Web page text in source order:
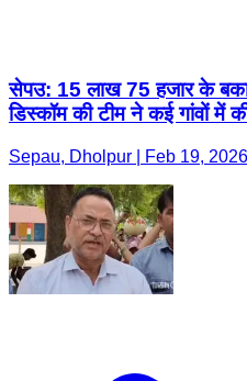
सेपउ: 15 लाख 75 हजार के
डिस्कॉम की टीम ने कई गांवों में की
Sepau, Dholpur | Feb 19, 2026